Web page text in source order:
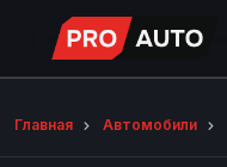
Главная Автомобили